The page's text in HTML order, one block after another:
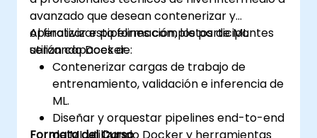
avanzado que desean contenerizar y
operativizar pipelines completos de ML
utilizando Docker.
Al finalizar esta formación, los participantes
serán capaces de:
Contenerizar cargas de trabajo de
entrenamiento, validación e inferencia de
ML.
Diseñar y orquestar pipelines end-to-end
de ML utilizando Docker y herramientas
Formato del Curso